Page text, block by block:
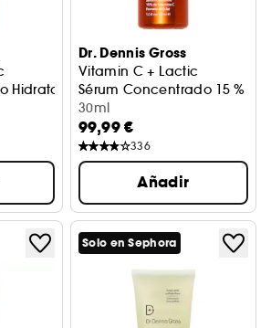
Hidratante
Dr. Dennis Gross
Vitamin C + Lactic
Sérum Concentrado 15 %
30ml
99,99 €
336
Añadir
Solo en Sephora